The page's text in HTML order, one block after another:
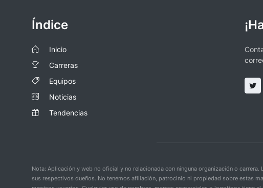
Índice
Inicio
Carreras
Equipos
Noticias
Tendencias
Nota: Aplicación y web no oficial y no relacionada con ninguna organización o
sus respectivos dueños. No tenemos afiliación, patrocinio ni propiedad sobre estas